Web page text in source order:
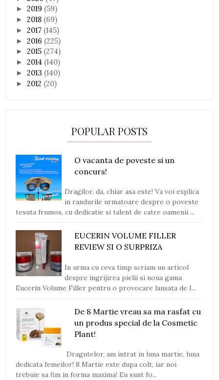
►2019 (59)
►2018 (69)
►2017 (145)
►2016 (225)
►2015 (274)
►2014 (140)
►2013 (140)
►2012 (20)
POPULAR POSTS
O vacanta de poveste si un
concurs!
Dragilor, da, chiar asa este! Va voi explica
in randurile urmatoare despre o poveste
tesuta frumos, cu dedicatie si talent de catre oamenii ...
EUCERIN VOLUME FILLER
REVIEW SI O SURPRIZA
In urma cu ceva timp scriam un articol
despre ingrijirea pielii si noua gama
Eucerin Volume Filler pentru o provocare lansata de I...
De 8 Martie vreau sa ma rasfat cu
un produs special de la Cosmetic
Plant!
Dragutelor, am intrat in luna martie, luna
dedicata femeilor! 8 Martie este dupa colt, iar noi
trebuie sa fim in forma maxima! Eu sunt fo...